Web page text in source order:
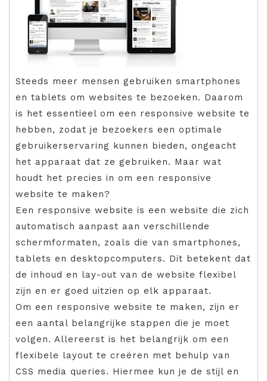
Steeds meer mensen gebruiken smartphones
en tablets om websites te bezoeken. Daarom
is het essentieel om een responsive website te
hebben, zodat je bezoekers een optimale
gebruikerservaring kunnen bieden, ongeacht
het apparaat dat ze gebruiken. Maar wat
houdt het precies in om een responsive
website te maken?
Een responsive website is een website die zich
automatisch aanpast aan verschillende
schermformaten, zoals die van smartphones,
tablets en desktopcomputers. Dit betekent dat
de inhoud en lay-out van de website flexibel
zijn en er goed uitzien op elk apparaat.
Om een responsive website te maken, zijn er
een aantal belangrijke stappen die je moet
volgen. Allereerst is het belangrijk om een
flexibele layout te creëren met behulp van
CSS media queries. Hiermee kun je de stijl en